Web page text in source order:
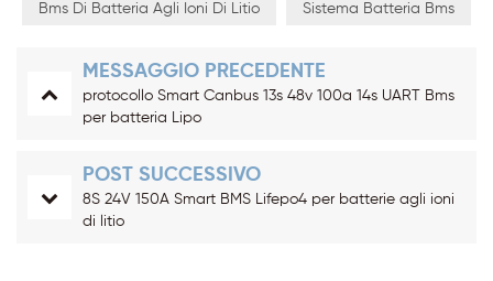
Bms Di Batteria Agli Ioni Di Litio Sistema Batteria Bms
MESSAGGIO PRECEDENTE
protocollo Smart Canbus 13s 48v 100a 14s UART Bms
per batteria Lipo
POST SUCCESSIVO
8S 24V 150A Smart BMS Lifepo4 per batterie agli ioni
di litio